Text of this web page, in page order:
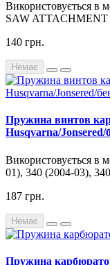
Використовується в
SAW ATTACHMENT
140 грн.
Немає
Пружина винтов
Husqvarna/Jonsered/
Використовується в
01), 340 (2004-03),
187 грн.
Немає
Пружина